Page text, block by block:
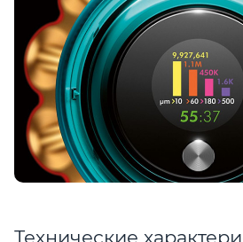
Технические